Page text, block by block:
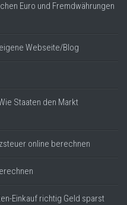
Euro und Fremdwährungen
Webseite/Blog
Staaten den Markt
online berechnen
Einkauf richtig Geld sparst